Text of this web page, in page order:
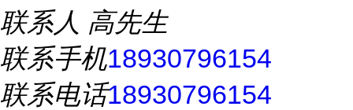
联系人 高先生
联系手机18930796154
联系电话18930796154